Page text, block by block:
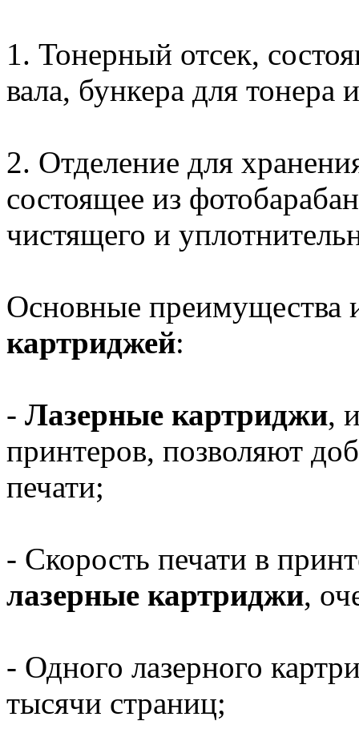
1. Тонерный отсек,
вала, бункера для тонера
2. Отделение для
состоящее из
чистящего и
Основные преимущества
картриджей:
- Лазерные картриджи,
принтеров, позволяют
печати;
- Скорость печати в
лазерные картриджи,
- Одного лазерного
тысячи страниц;